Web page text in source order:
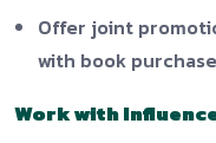
Offer joint
with book
Work with